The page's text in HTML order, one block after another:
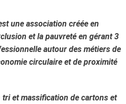
une association créée en
et la pauvreté en gérant 3
autour des métiers de
circulaire et de proximité
tri et massification de cartons et